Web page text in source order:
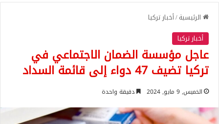
الرئيسية/أخبار تركيا
أخبار تركيا
عاجل مؤسسة الضمان الاجتماعي في
تركيا تضيف 47 دواء إلى قائمة السداد
الخميس, 9 مايو, 2024 دقيقة واحدة